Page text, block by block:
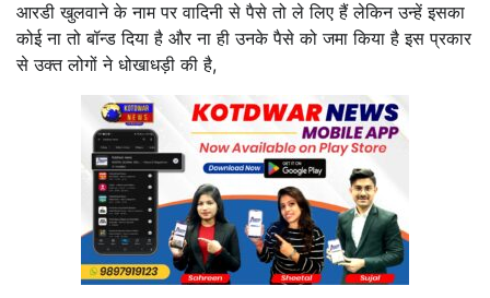
आरडी खुलवाने के नाम पर वादिनी से पैसे तो ले लिए हैं लेकिन उन्हें इसका
कोई ना तो बॉन्ड दिया है और ना ही उनके पैसे को जमा किया है इस प्रकार
से उक्त लोगों ने धोखाधड़ी की है,